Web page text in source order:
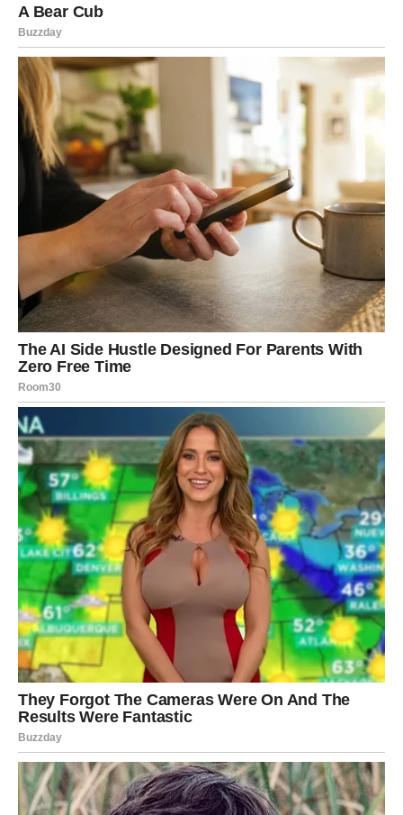
Poslovno, moguća je prilika koja zahteva hrabru odluku.
Ovo je period kada učite da reagujete mudro, a ne
impulsivno.
BIK – STABILNOST NA TESTU,
ALI I NAGRADA ZA STRPLJENJE
Bikovi osećaju snažnu potrebu za sigurnošću, ali
okolnosti vas podstiču da izađete iz zone komfora.
U ljubavi dolazi do produbljivanja odnosa kroz iskren
razgovor. Ako je veza stabilna, sada postaje još jača. Ako
nije – suočavate se sa realnošću bez iluzija.
Finansijski aspekt je naglašen – moguće je rešavanje
dugogodišnjeg pitanja ili nova poslovna prilika koja
donosi stabilnost.
Ovo je period kada shvatate da promene nisu neprijatelj,
već put ka većoj sigurnosti.
BLIZANCI – REČI KOJE IMAJU
TEŽINU SUDBINE
Blizanci su u centru komunikacionih dešavanja. Od 3. do
8. marta moguće su važne poruke, pozivi ili susreti koji
menjaju planove.
U ljubavi, neko može priznati osećanja koja su dugo
skrivana. Ako ste u vezi, dolazi do razjašnjenja
nesporazuma.
Ovo je period kada morate birati iskrenost, čak i ako je